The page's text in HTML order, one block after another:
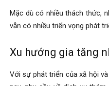
Mặc dù có nhiều thách thức,
vẫn có nhiều triển vọng phát
Xu hướng gia tăng
Với sự phát triển của xã hội